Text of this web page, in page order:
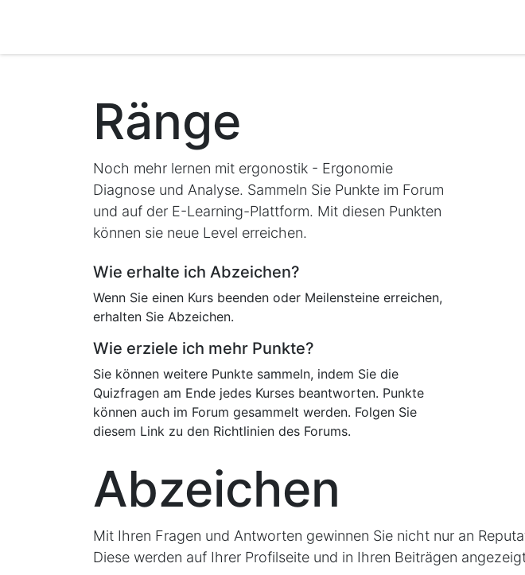
Ränge
Noch mehr lernen mit ergonostik - Ergonomie
Diagnose und Analyse. Sammeln Sie Punkte im Forum
und auf der E-Learning-Plattform. Mit diesen Punkten
können sie neue Level erreichen.
Wie erhalte ich Abzeichen?
Wenn Sie einen Kurs beenden oder Meilensteine erreichen,
erhalten Sie Abzeichen.
Wie erziele ich mehr Punkte?
Sie können weitere Punkte sammeln, indem Sie die
Quizfragen am Ende jedes Kurses beantworten. Punkte
können auch im Forum gesammelt werden. Folgen Sie
diesem Link zu den Richtlinien des Forums.
Abzeichen
Mit Ihren Fragen und Antworten gewinnen Sie nicht nur an
Diese werden auf Ihrer Profilseite und in Ihren Beiträgen